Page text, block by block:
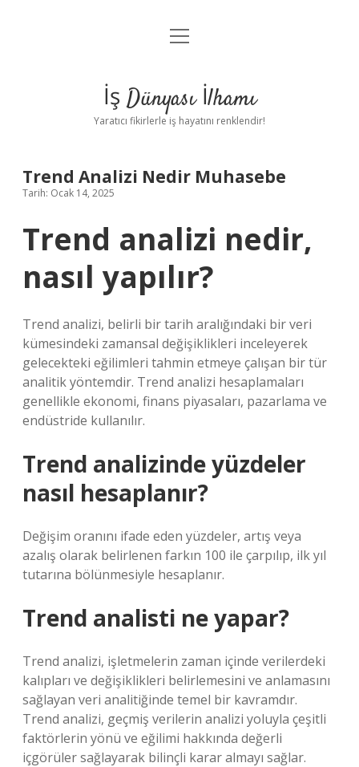
Anasayfa
Yasal Uyarı
menüyü
İş Dünyası İlhamı
Yaratıcı fikirlerle iş hayatını renklendir!
Trend Analizi Nedir Muhasebe
Tarih: Ocak 14, 2025
Trend analizi nedir,
nasıl yapılır?
Trend analizi, belirli bir tarih aralığındaki bir veri
kümesindeki zamansal değişiklikleri inceleyerek
gelecekteki eğilimleri tahmin etmeye çalışan bir tür
analitik yöntemdir. Trend analizi hesaplamaları
genellikle ekonomi, finans piyasaları, pazarlama ve
endüstride kullanılır.
Trend analizinde yüzdeler
nasıl hesaplanır?
Değişim oranını ifade eden yüzdeler, artış veya
azalış olarak belirlenen farkın 100 ile çarpılıp, ilk yıl
tutarına bölünmesiyle hesaplanır.
Trend analisti ne yapar?
Trend analizi, işletmelerin zaman içinde verilerdeki
kalıpları ve değişiklikleri belirlemesini ve anlamasını
sağlayan veri analitiğinde temel bir kavramdır.
Trend analizi, geçmiş verilerin analizi yoluyla çeşitli
faktörlerin yönü ve eğilimi hakkında değerli
içgörüler sağlayarak bilinçli karar almayı sağlar.